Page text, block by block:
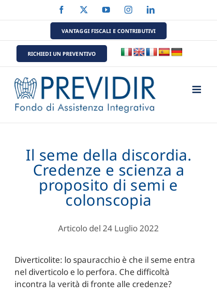
al
Facebook YouTubeInstagramLinkedIn
VANTAGGI FISCALI E CONTRIBUTIVI
RICHIEDI UN PREVENTIVO
Il seme della discordia.
Credenze e scienza a
proposito di semi e
colonscopia
Articolo del 24 Luglio 2022
Diverticolite: lo spauracchio è che il seme entra
nel diverticolo e lo perfora. Che difficoltà
incontra la verità di fronte alle credenze?